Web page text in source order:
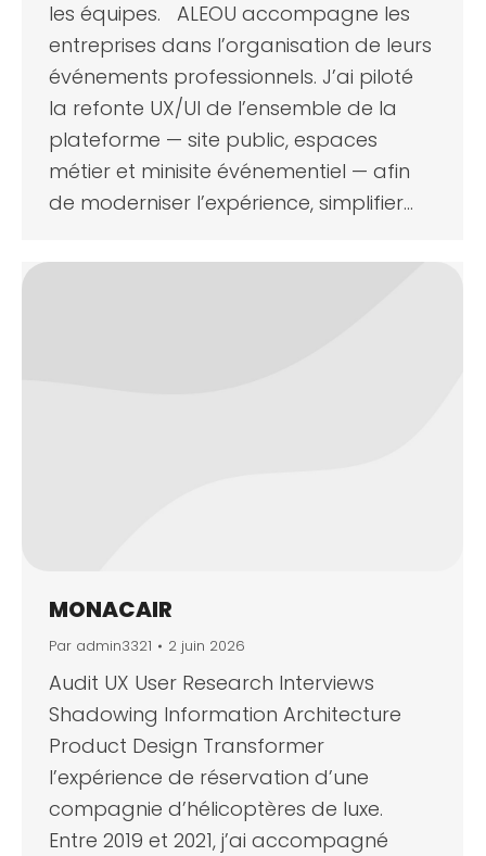
les équipes. ALEOU accompagne les
entreprises dans l’organisation de leurs
événements professionnels. J’ai piloté
la refonte UX/UI de l’ensemble de la
plateforme — site public, espaces
métier et minisite événementiel — afin
de moderniser l’expérience, simplifier…
MONACAIR
Par admin3321 2 juin 2026
Audit UX User Research Interviews
Shadowing Information Architecture
Product Design Transformer
l’expérience de réservation d’une
compagnie d’hélicoptères de luxe.
Entre 2019 et 2021, j’ai accompagné